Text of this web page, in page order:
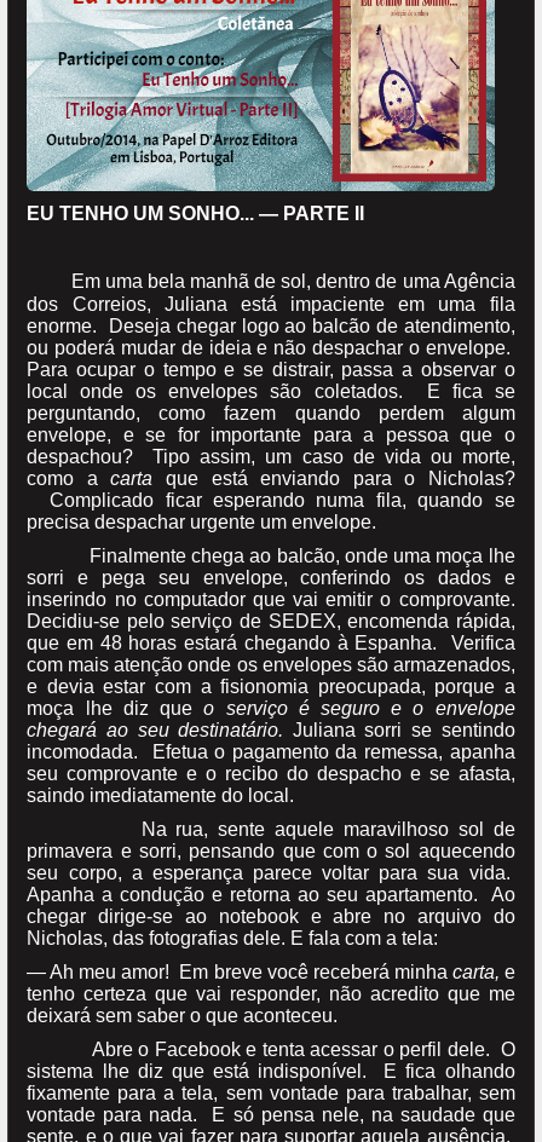
EU TENHO UM SONHO... — PARTE II
Em uma bela manhã de sol, dentro de uma Agência
dos Correios, Juliana está impaciente em uma fila
enorme. Deseja chegar logo ao balcão de atendimento,
ou poderá mudar de ideia e não despachar o envelope.
Para ocupar o tempo e se distrair, passa a observar o
local onde os envelopes são coletados. E fica se
perguntando, como fazem quando perdem algum
envelope, e se for importante para a pessoa que o
despachou? Tipo assim, um caso de vida ou morte,
como acarta que está enviando para o Nicholas?
Complicado ficar esperando numa fila, quando se
precisa despachar urgente um envelope.
Finalmente chega ao balcão, onde uma moça lhe
sorri e pega seu envelope, conferindo os dados e
inserindo no computador que vai emitir o comprovante.
Decidiu-se pelo serviço de SEDEX, encomenda rápida,
que em 48 horas estará chegando à Espanha. Verifica
com mais atenção onde os envelopes são armazenados,
e devia estar com a fisionomia preocupada, porque a
moça lhe diz queo serviço é seguro e o envelope
chegará ao seu destinatário. Juliana sorri se sentindo
incomodada. Efetua o pagamento da remessa, apanha
seu comprovante e o recibo do despacho e se afasta,
saindo imediatamente do local.
Na rua, sente aquele maravilhoso sol de
primavera e sorri, pensando que com o sol aquecendo
seu corpo, a esperança parece voltar para sua vida.
Apanha a condução e retorna ao seu apartamento. Ao
chegar dirige-se ao notebook e abre no arquivo do
Nicholas, das fotografias dele. E fala com a tela:
— Ah meu amor! Em breve você receberá minha carta, e
tenho certeza que vai responder, não acredito que me
deixará sem saber o que aconteceu.
Abre o Facebook e tenta acessar o perfil dele. O
sistema lhe diz que está indisponível. E fica olhando
fixamente para a tela, sem vontade para trabalhar, sem
vontade para nada. E só pensa nele, na saudade que
sente, e o que vai fazer para suportar aquela ausência.